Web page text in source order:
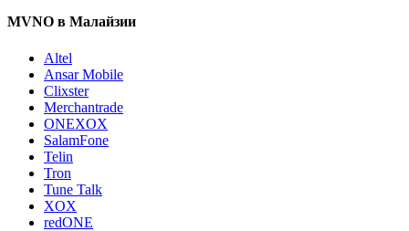
MVNO в Малайзии
Altel
Ansar Mobile
Clixster
Merchantrade
ONEXOX
SalamFone
Telin
Tron
Tune Talk
XOX
redONE